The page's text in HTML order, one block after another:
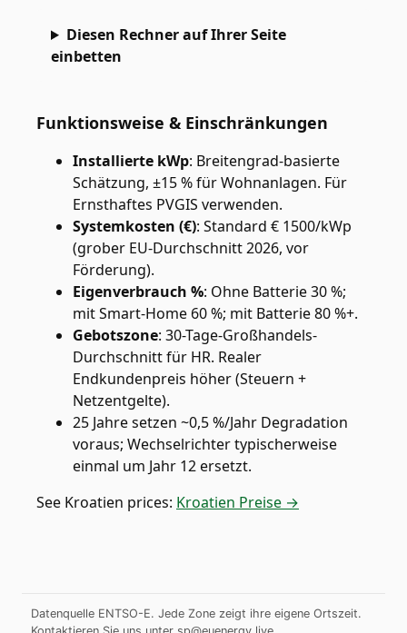
Diesen Rechner auf Ihrer Seite
einbetten
Funktionsweise & Einschränkungen
Installierte kWp: Breitengrad-basierte
Schätzung, ±15 % für Wohnanlagen. Für
Ernsthaftes PVGIS verwenden.
Systemkosten (€): Standard € 1500/kWp
(grober EU-Durchschnitt 2026, vor
Förderung).
Eigenverbrauch %: Ohne Batterie 30 %;
mit Smart-Home 60 %; mit Batterie 80 %+.
Gebotszone: 30-Tage-Großhandels-
Durchschnitt für HR. Realer
Endkundenpreis höher (Steuern +
Netzentgelte).
25 Jahre setzen ~0,5 %/Jahr Degradation
voraus; Wechselrichter typischerweise
einmal um Jahr 12 ersetzt.
See Kroatien prices: Kroatien Preise →
Datenquelle ENTSO-E. Jede Zone zeigt ihre eigene Ortszeit.